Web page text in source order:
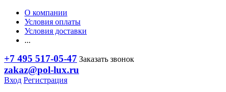
О компании
Условия оплаты
Условия доставки
...
+7 495 517-05-47 Заказать звонок
zakaz@pol-lux.ru
Вход Регистрация